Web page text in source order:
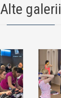
Alte galerii